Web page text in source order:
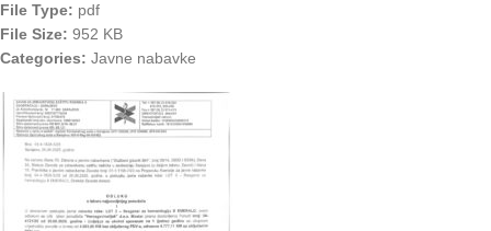
File Type: pdf
File Size: 952 KB
Categories: Javne nabavke